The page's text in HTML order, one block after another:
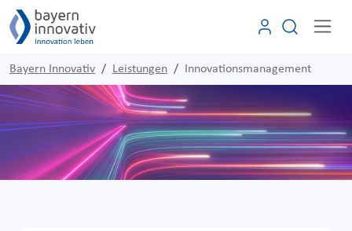
Bayern Innovativ Leistungen Innovationsmanagement